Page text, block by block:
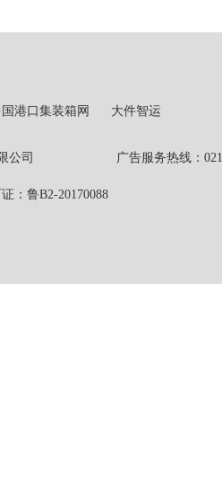
港口集装箱网
大件智运
有限公司 广告服务热线：021-
：鲁B2-20170088